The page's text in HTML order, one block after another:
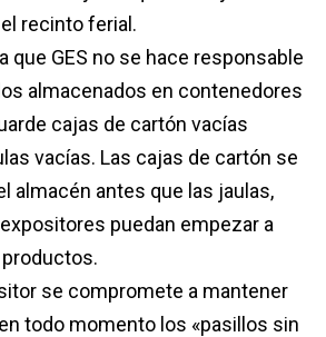
recinto ferial.
que GES no se hace responsable
almacenados en contenedores
cajas de cartón vacías
vacías. Las cajas de cartón se
almacén antes que las jaulas,
puedan empezar a
se compromete a mantener
todo momento los «pasillos sin